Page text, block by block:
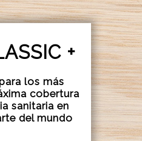
+
los más
cobertura
sanitaria en
del mundo